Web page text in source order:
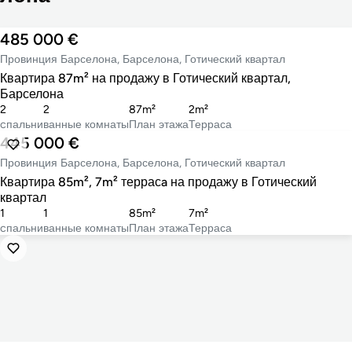
485 000 €
Провинция Барселона, Барселона, Готический квартал
Квартира 87m² на продажу в Готический квартал,
Барселона
cпальни
2
ванные комнаты
2
План этажа
87m²
Терраса
2m²
445 000 €
Провинция Барселона, Барселона, Готический квартал
Квартира 85m², 7m² террасa на продажу в Готический
квартал
cпальни
1
ванные комнаты
1
План этажа
85m²
Терраса
7m²